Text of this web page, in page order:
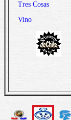
Tres Cosas
Vino